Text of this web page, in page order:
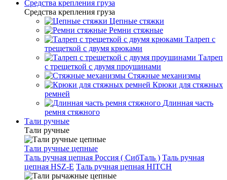
Средства крепления груза
Средства крепления груза
Цепные стяжки
Ремни стяжные
Талреп с
трещеткой с двумя крюками
Талреп
с трещеткой с двумя проушинами
Стяжные механизмы
Крюки для стяжных
ремней
Длинная часть
ремня стяжного
Тали ручные
Тали ручные
Тали ручные цепные
Таль ручная цепная Россия ( СибТаль ) Таль ручная
цепная HSZ-E Таль ручная цепная HITCH